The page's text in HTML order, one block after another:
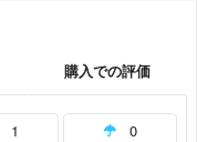
購入での評価
1 0